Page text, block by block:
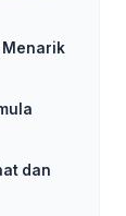
Menarik
dan